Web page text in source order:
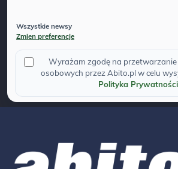
Wszystkie newsy
Zmien preferencje
Wyrażam zgodę na przetwarzanie
osobowych przez Abito.pl w celu
Polityka Prywatności